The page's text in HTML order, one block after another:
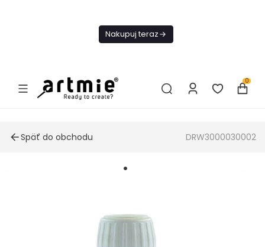
Nakupuj teraz
0
Späť do obchodu DRW3000030002